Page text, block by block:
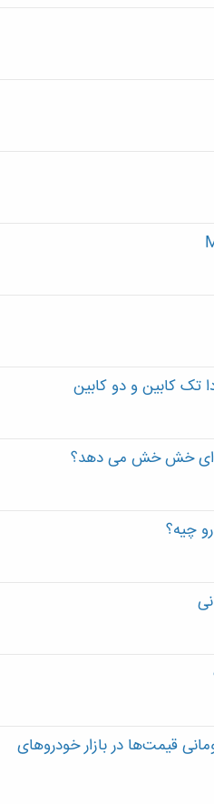
کابین و دو کابین
چیه؟
۵۰۰ هزار تومانی قیمت‌ها در بازار خودروهای